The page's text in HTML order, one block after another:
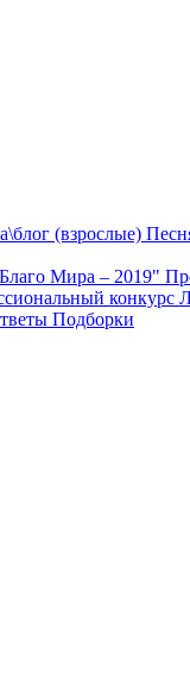
(взрослые)
Мира – 2019"
конкурс
Подборки